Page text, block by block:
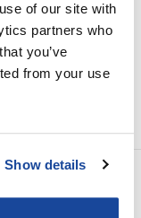
of our site with
partners who
you’ve
from your use
Show details